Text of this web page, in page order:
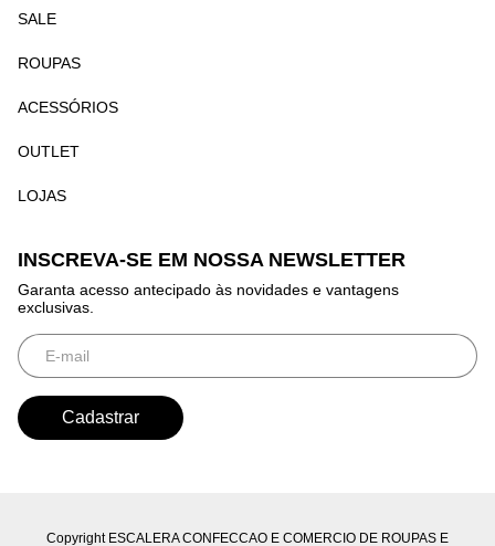
SALE
ROUPAS
ACESSÓRIOS
OUTLET
LOJAS
INSCREVA-SE EM NOSSA NEWSLETTER
Garanta acesso antecipado às novidades e vantagens
exclusivas.
Copyright ESCALERA CONFECCAO E COMERCIO DE ROUPAS E